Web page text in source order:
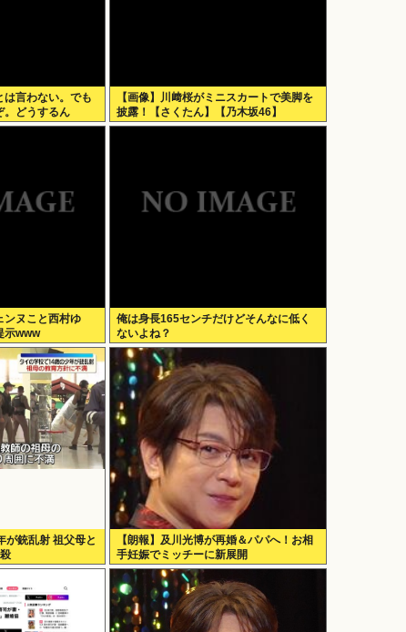
は言わない。でも
。どうするん
【画像】川﨑桜がミニスカートで美脚を
披露！【さくたん】【乃木坂46】
ンヌこと西村ゆ
示www
俺は身長165センチだけどそんなに低く
ないよね？
が銃乱射 祖父母と
【朗報】及川光博が再婚＆パパへ！お相
手妊娠でミッチーに新展開